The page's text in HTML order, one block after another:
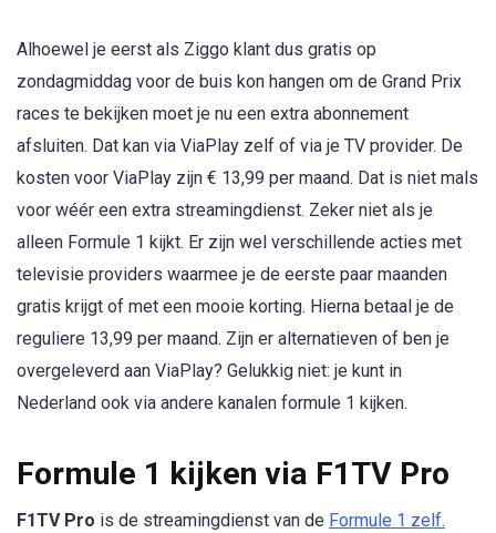
Alhoewel je eerst als Ziggo klant dus gratis op
zondagmiddag voor de buis kon hangen om de Grand Prix
races te bekijken moet je nu een extra abonnement
afsluiten. Dat kan via ViaPlay zelf of via je TV provider. De
kosten voor ViaPlay zijn € 13,99 per maand. Dat is niet mals
voor wéér een extra streamingdienst. Zeker niet als je
alleen Formule 1 kijkt. Er zijn wel verschillende acties met
televisie providers waarmee je de eerste paar maanden
gratis krijgt of met een mooie korting. Hierna betaal je de
reguliere 13,99 per maand. Zijn er alternatieven of ben je
overgeleverd aan ViaPlay? Gelukkig niet: je kunt in
Nederland ook via andere kanalen formule 1 kijken.
Formule 1 kijken via F1TV Pro
F1TV Pro is de streamingdienst van de Formule 1 zelf.